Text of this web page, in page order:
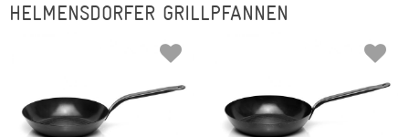
HELMENSDORFER GRILLPFANNEN